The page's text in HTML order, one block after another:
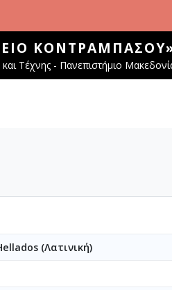
Τέχνης - Πανεπιστήμιο
(Λατινική)